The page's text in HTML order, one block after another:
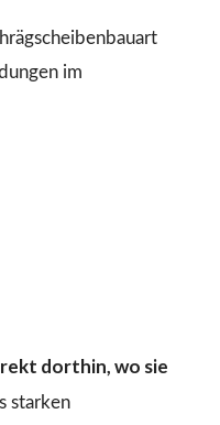
im
dorthin, wo sie
starken